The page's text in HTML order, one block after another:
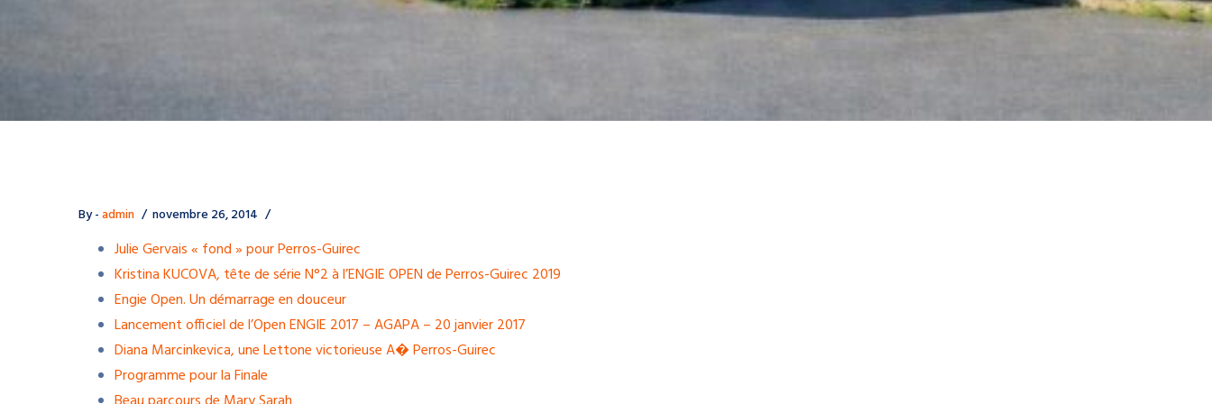
By -admin novembre 26, 2014
Julie Gervais « fond » pour Perros-Guirec
Kristina KUCOVA, tête de série N°2 à l’ENGIE OPEN de Perros-Guirec 2019
Engie Open. Un démarrage en douceur
Lancement officiel de l’Open ENGIE 2017 – AGAPA – 20 janvier 2017
Diana Marcinkevica, une Lettone victorieuse A� Perros-Guirec
Programme pour la Finale